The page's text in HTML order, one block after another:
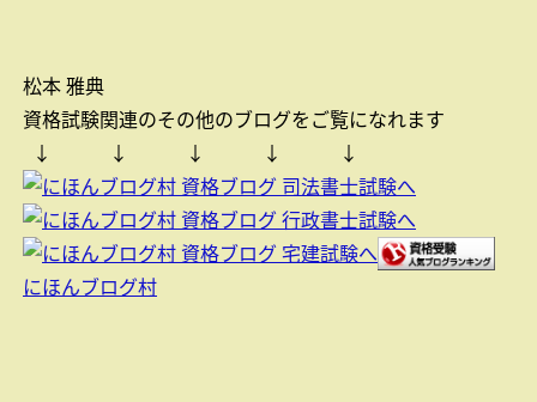
松本 雅典
資格試験関連のその他のブログをご覧になれます
↓ ↓ ↓ ↓ ↓
にほんブログ村